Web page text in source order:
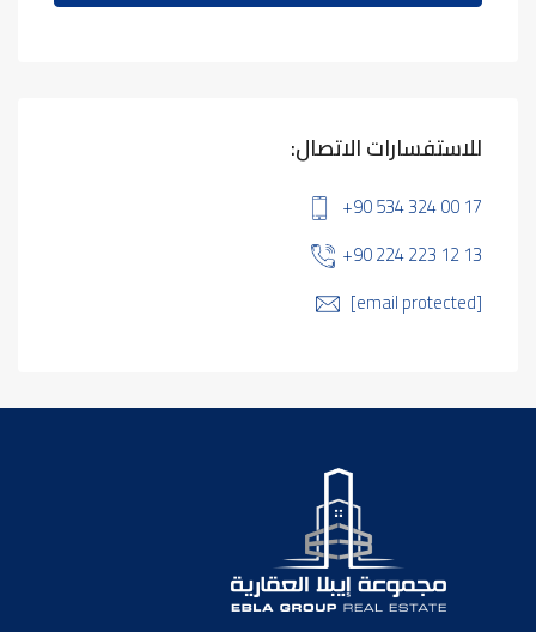
للاستفسارات الاتصال:
+90 534 324 00 17
+90 224 223 12 13
[email protected]